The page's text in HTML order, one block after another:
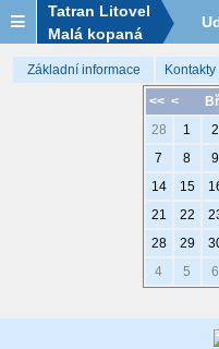
Tatran Litovel
Malá kopaná
Základní informace Kontakty
<< <
28
1 2
7
8 9
14
15
21
22
28
29
4
5 6